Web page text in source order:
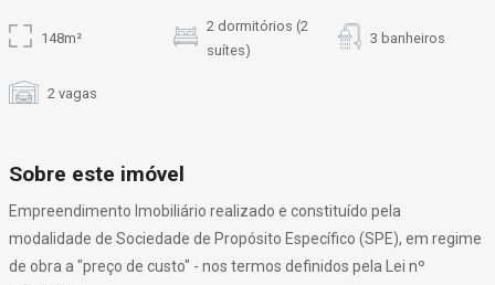
148m²
2 dormitórios (2
suítes)
3 banheiros
2 vagas
Sobre este imóvel
Empreendimento Imobiliário realizado e constituído pela
modalidade de Sociedade de Propósito Específico (SPE), em regime
de obra a "preço de custo" - nos termos definidos pela Lei nº